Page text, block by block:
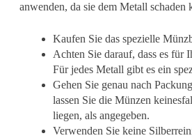
anwenden, da sie dem Metall schaden
Kaufen Sie das spezielle
Achten Sie darauf, dass es für
Für jedes Metall gibt es ein
Gehen Sie genau nach
lassen Sie die Münzen
liegen, als angegeben.
Verwenden Sie keine